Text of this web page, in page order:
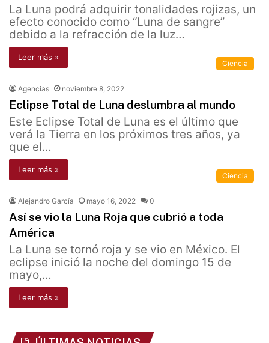
La Luna podrá adquirir tonalidades rojizas, un
efecto conocido como “Luna de sangre”
debido a la refracción de la luz…
Leer más »
Ciencia
Agencias noviembre 8, 2022
Eclipse Total de Luna deslumbra al mundo
Este Eclipse Total de Luna es el último que
verá la Tierra en los próximos tres años, ya
que el…
Leer más »
Ciencia
Alejandro García mayo 16, 2022 0
Así se vio la Luna Roja que cubrió a toda
América
La Luna se tornó roja y se vio en México. El
eclipse inició la noche del domingo 15 de
mayo,…
Leer más »